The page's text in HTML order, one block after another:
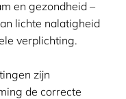
en gezondheid –
lichte nalatigheid
verplichting.
zijn
de correcte